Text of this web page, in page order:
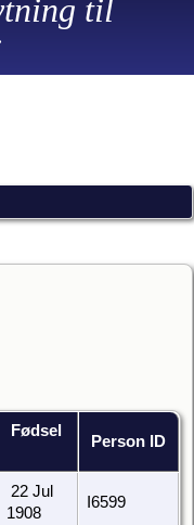
til
Fødsel
Person ID
22 Jul
1908
I6599